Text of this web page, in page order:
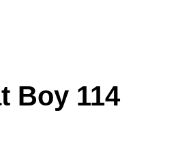
Boy 114